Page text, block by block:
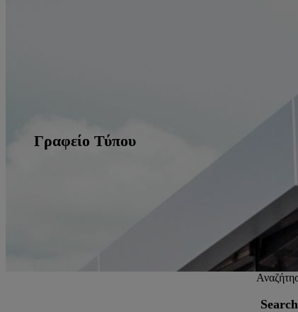
Γραφείο Τύπου